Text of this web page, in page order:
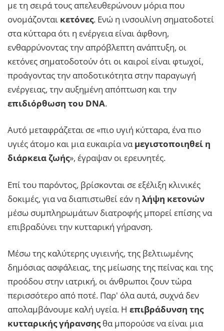
με τη σειρά τους απελευθερώνουν μόρια που
ονομάζονται κετόνες. Ενώ η ινσουλίνη σηματοδοτεί
στα κύτταρα ότι η ενέργεια είναι άφθονη,
ενθαρρύνοντας την απρόβλεπτη ανάπτυξη, οι
κετόνες σηματοδοτούν ότι οι καιροί είναι φτωχοί,
προάγοντας την αποδοτικότητα στην παραγωγή
ενέργειας, την αυξημένη απόπτωση και την
επιδιόρθωση του DNA.
Αυτό μεταφράζεται σε «πιο υγιή κύτταρα, ένα πιο
υγιές άτομο και μια ευκαιρία ναμεγιστοποιηθεί η
διάρκεια ζωής», έγραψαν οι ερευνητές.
Επί του παρόντος, βρίσκονται σε εξέλιξη κλινικές
δοκιμές, για να διαπιστωθεί εάν η λήψη κετονών
μέσω συμπληρωμάτων διατροφής μπορεί επίσης να
επιβραδύνει την κυτταρική γήρανση.
Μέσω της καλύτερης υγιεινής, της βελτιωμένης
δημόσιας ασφάλειας, της μείωσης της πείνας και της
προόδου στην ιατρική, οι άνθρωποι ζουν τώρα
περισσότερο από ποτέ. Παρ' όλα αυτά, συχνά δεν
απολαμβάνουμε καλή υγεία. Η επιβράδυνση της
κυτταρικής γήρανσηςθα μπορούσε να είναι μια